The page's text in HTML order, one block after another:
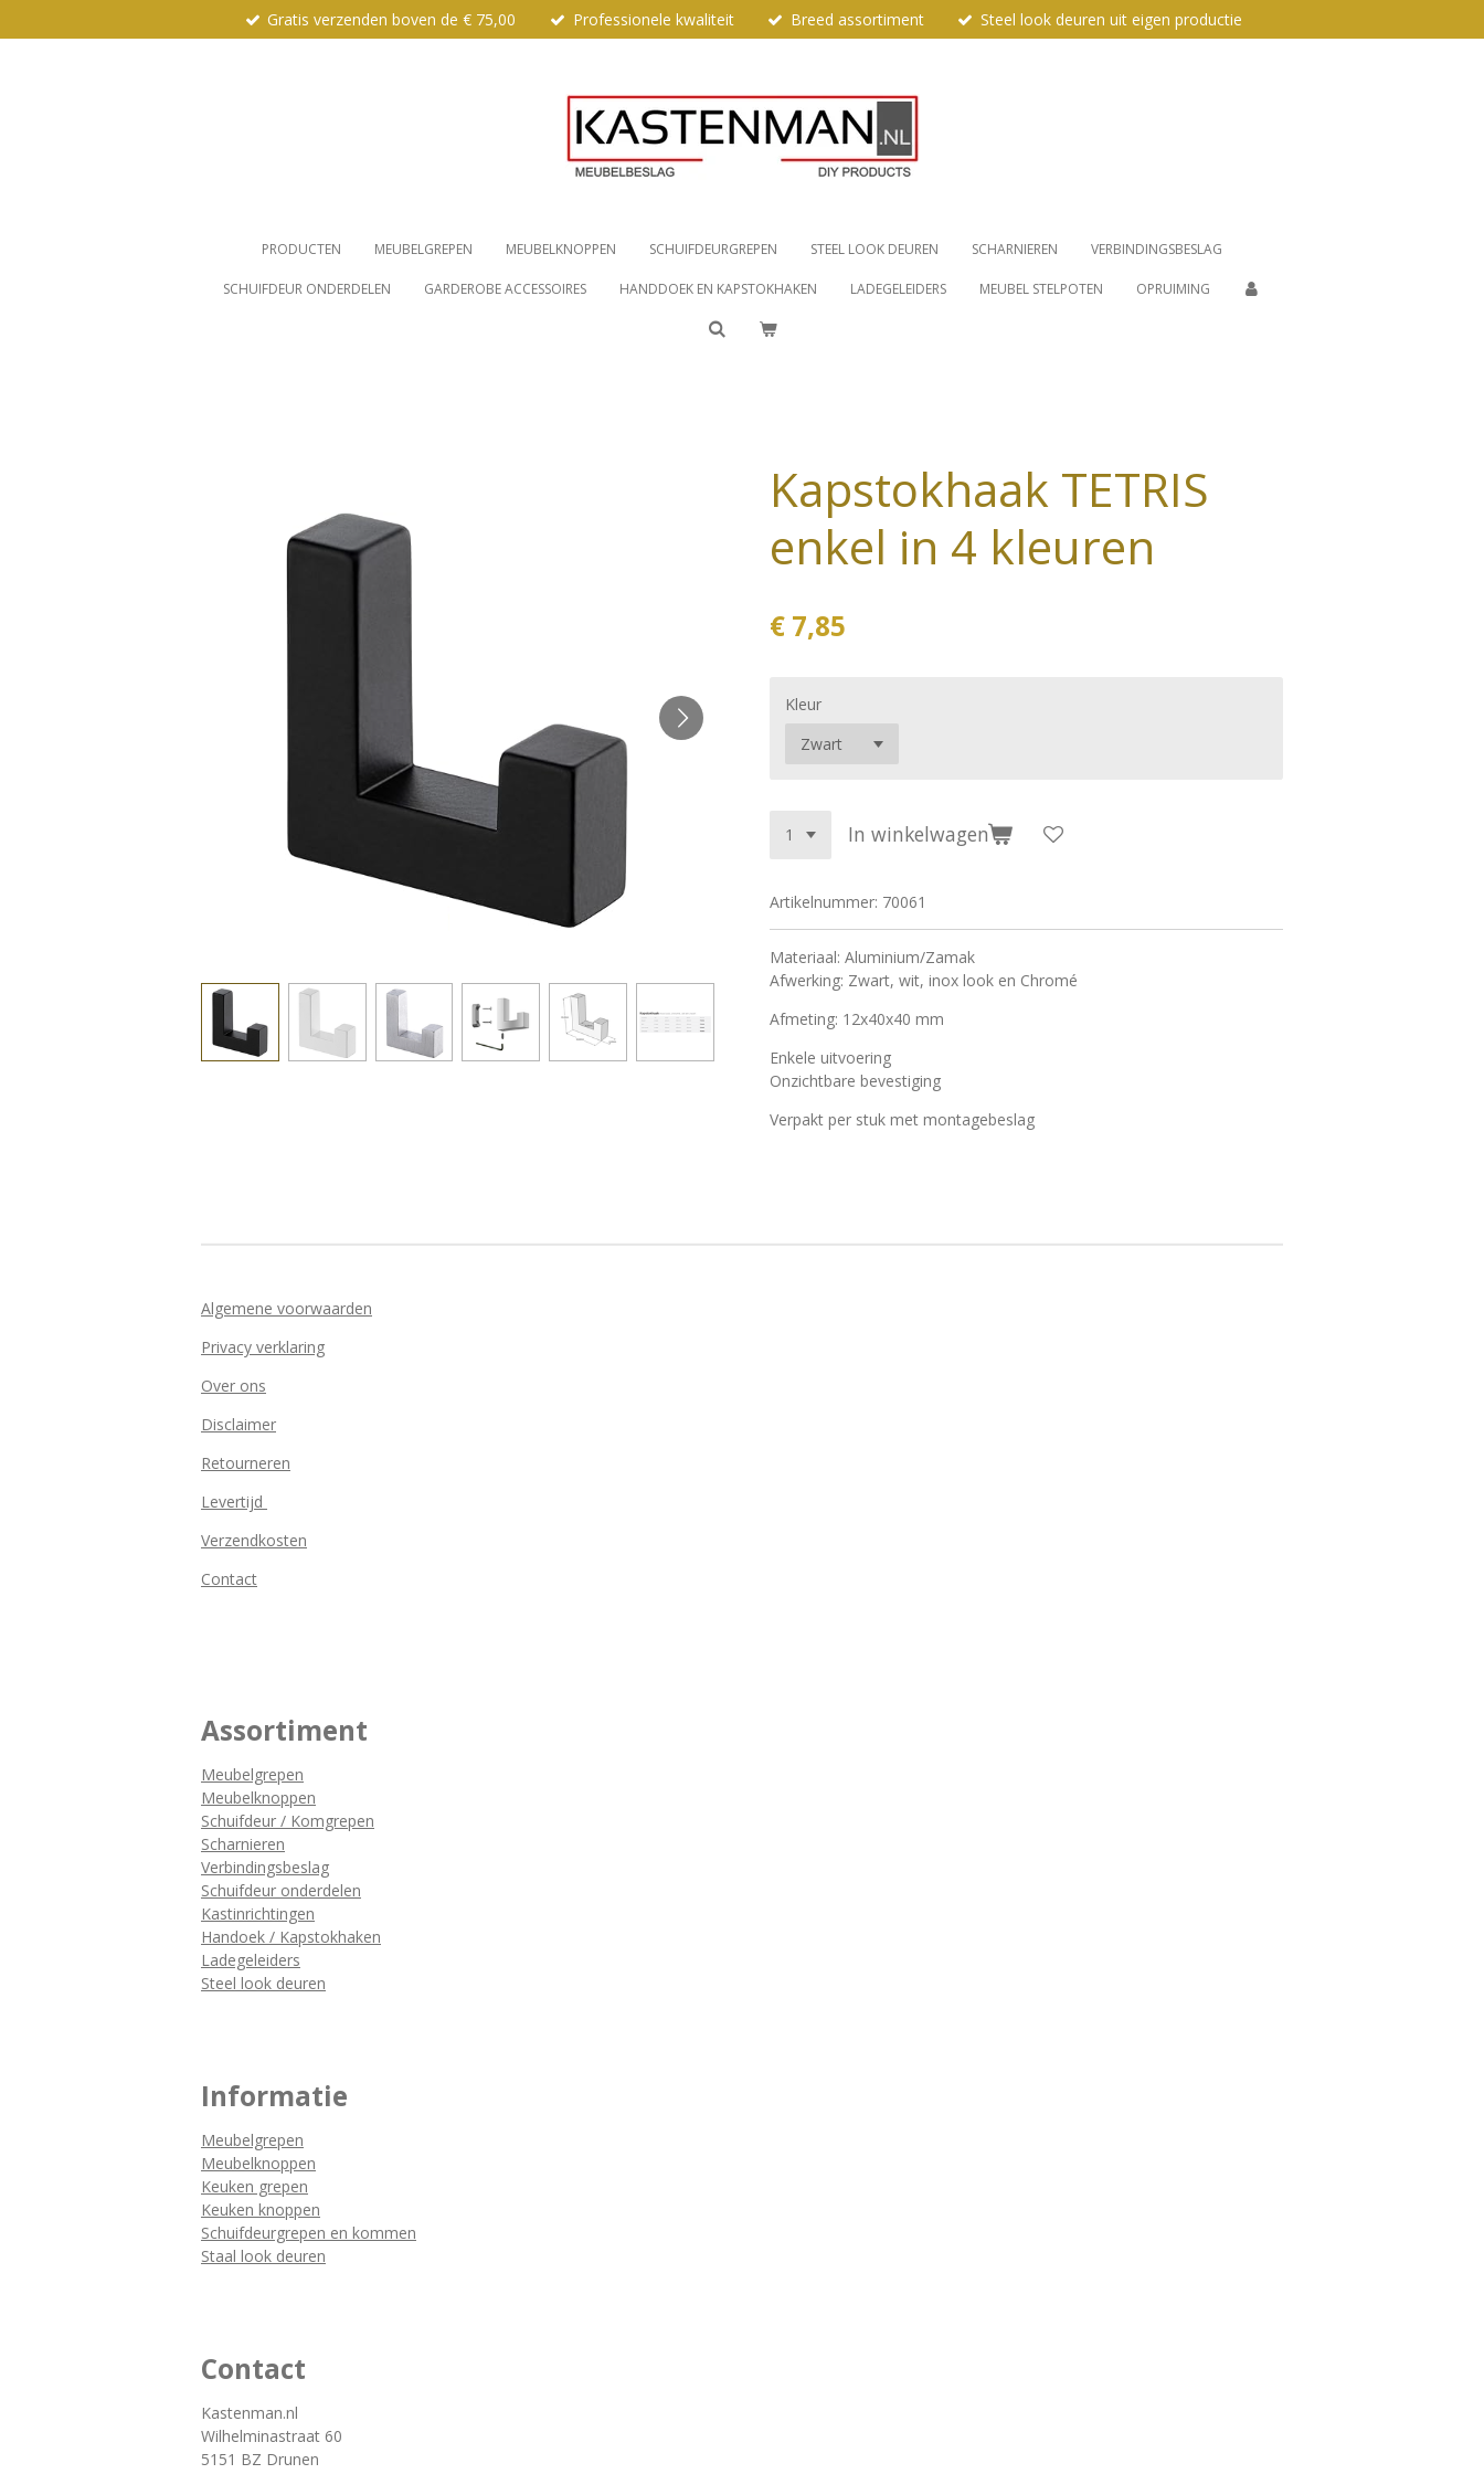
direct
Gratis verzenden boven de € 75,00 Professionele kwaliteit Breed assortiment Steel look deuren uit eigen productie
PRODUCTEN MEUBELGREPEN MEUBELKNOPPEN SCHUIFDEURGREPEN STEEL LOOK DEUREN SCHARNIEREN VERBINDINGSBESLAG
SCHUIFDEUR ONDERDELEN GARDEROBE ACCESSOIRES HANDDOEK EN KAPSTOKHAKEN LADEGELEIDERS MEUBEL STELPOTEN OPRUIMING
Kapstokhaak TETRIS
enkel in 4 kleuren
€ 7,85
Kleur
In winkelwagen
Artikelnummer: 70061
Materiaal: Aluminium/Zamak
Afwerking: Zwart, wit, inox look en Chromé
Afmeting: 12x40x40 mm
Enkele uitvoering
Onzichtbare bevestiging
Verpakt per stuk met montagebeslag
Algemene voorwaarden
Privacy verklaring
Over ons
Disclaimer
Retourneren
Levertijd
Verzendkosten
Contact
Assortiment
Meubelgrepen
Meubelknoppen
Schuifdeur / Komgrepen
Scharnieren
Verbindingsbeslag
Schuifdeur onderdelen
Kastinrichtingen
Handoek / Kapstokhaken
Ladegeleiders
Steel look deuren
Informatie
Meubelgrepen
Meubelknoppen
Keuken grepen
Keuken knoppen
Schuifdeurgrepen en kommen
Staal look deuren
Contact
Kastenman.nl
Wilhelminastraat 60
5151 BZ Drunen